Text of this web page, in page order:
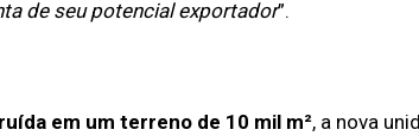
de seu potencial exportador”.
em um terreno de 10 mil m², a nova